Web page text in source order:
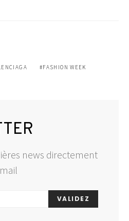
FASHION WEEK
news directement
VALIDEZ